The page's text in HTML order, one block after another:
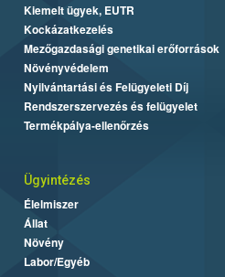
Kiemelt ügyek, EUTR
Kockázatkezelés
Mezőgazdasági genetikai erőforrások
Növényvédelem
Nyilvántartási és Felügyeleti Díj
Rendszerszervezés és felügyelet
Termékpálya-ellenőrzés
Ügyintézés
Élelmiszer
Állat
Növény
Labor/Egyéb